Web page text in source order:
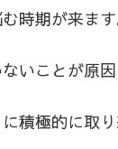
時期が来ます
いことが原因
積極的に取り